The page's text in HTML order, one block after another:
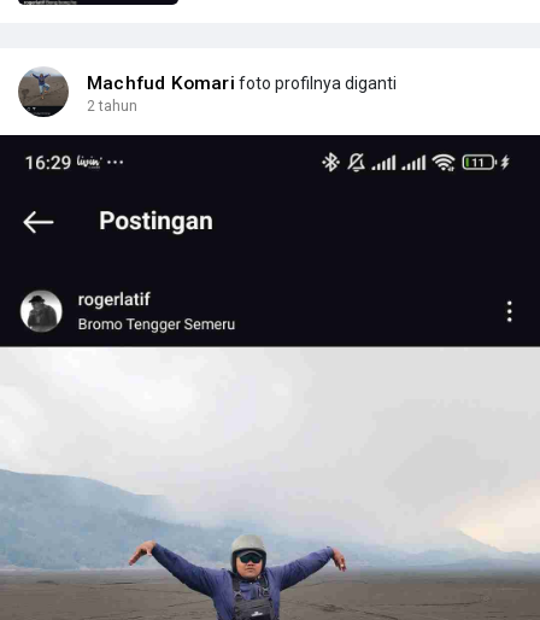
Machfud Komari foto profilnya diganti
2 tahun